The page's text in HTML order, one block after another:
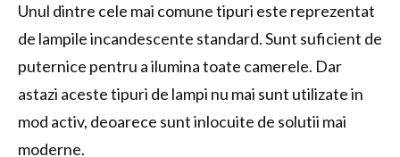
Unul dintre cele mai comune tipuri este reprezentat
de lampile incandescente standard. Sunt suficient de
puternice pentru a ilumina toate camerele. Dar
astazi aceste tipuri de lampi nu mai sunt utilizate in
mod activ, deoarece sunt inlocuite de solutii mai
moderne.